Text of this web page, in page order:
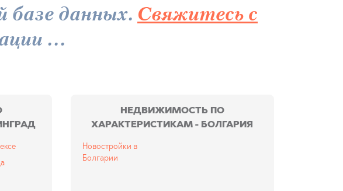
базе данных. Свяжитесь с
...
НЕДВИЖИМОСТЬ ПО
ХАРАКТЕРИСТИКАМ - БОЛГАРИЯ
Новостройки в
Болгарии